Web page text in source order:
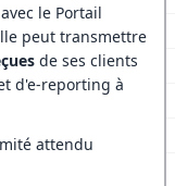
le Portail
peut transmettre
de ses clients
d'e-reporting à
attendu